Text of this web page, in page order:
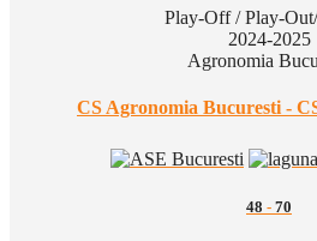
Play-Off / Play-
2024-2025
Agronomia
CS Agronomia Bucuresti -
48 - 70